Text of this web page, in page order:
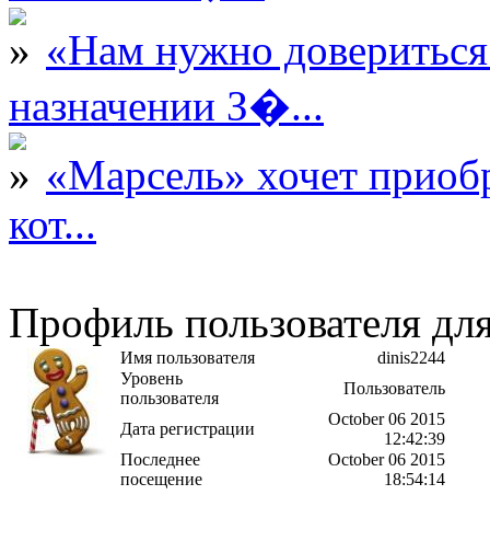
«Нам нужно
назначении З�...
«Марсель» хочет
кот...
Профиль пользователя
Имя пользователя
dinis2244
Уровень
пользователя
Пользователь
Дата регистрации
October 06 2015
12:42:39
Последнее
посещение
October 06 2015
18:54:14